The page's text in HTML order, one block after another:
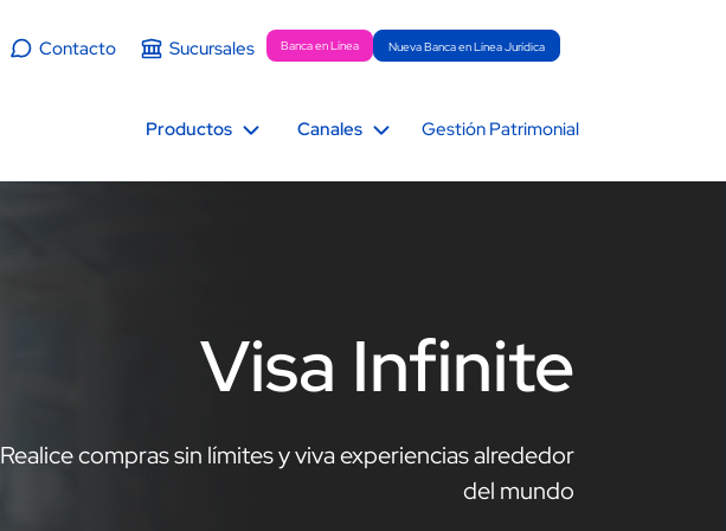
Contacto Sucursales Banca en Línea Nueva Banca en Línea Jurídica
Productos Canales Gestión Patrimonial
Visa Infinite
Realice compras sin límites y viva experiencias alrededor
del mundo